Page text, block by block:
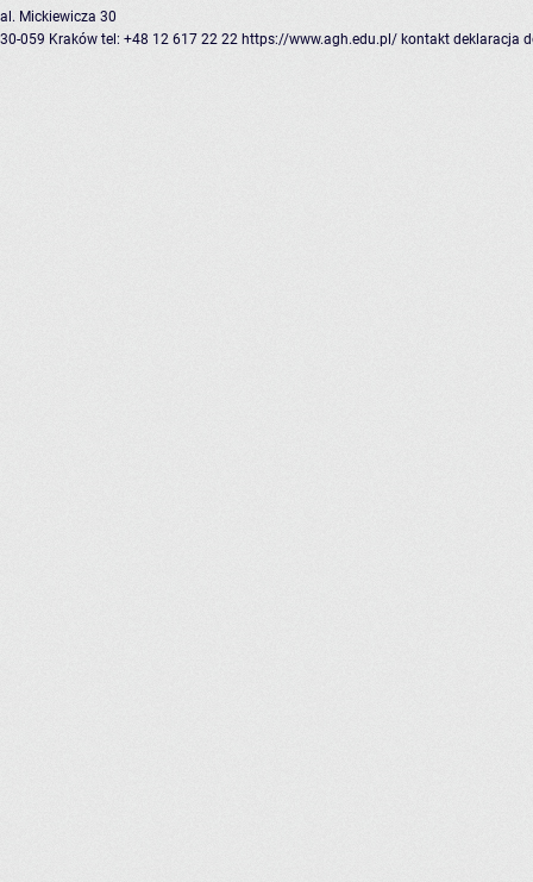
al. Mickiewicza 30
30-059 Kraków tel: +48 12 617 22 22 https://www.agh.edu.pl/ kontakt deklaracja